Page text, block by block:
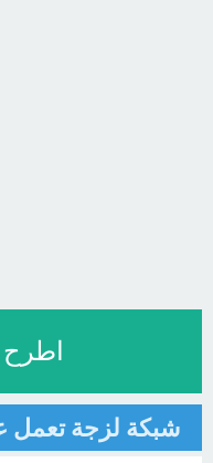
اطرح
شبكة لزجة تعمل